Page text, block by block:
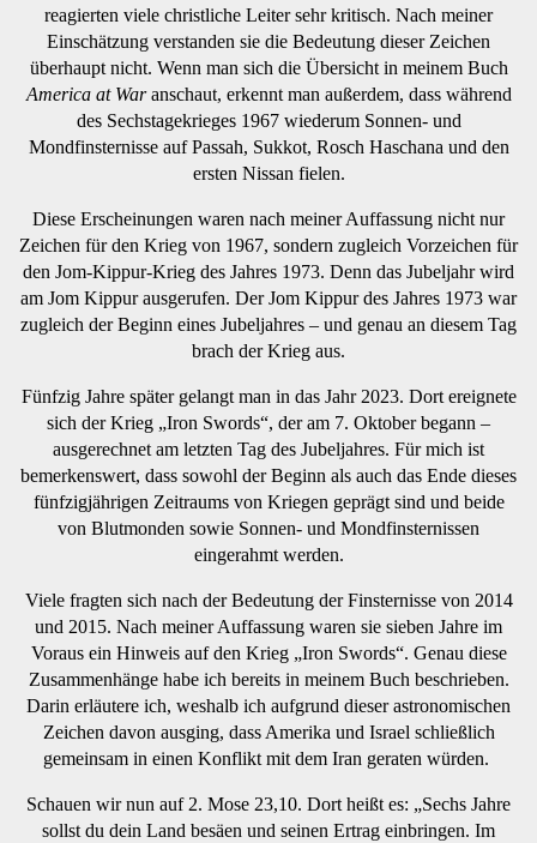
reagierten viele christliche Leiter sehr kritisch. Nach meiner
Einschätzung verstanden sie die Bedeutung dieser Zeichen
überhaupt nicht. Wenn man sich die Übersicht in meinem Buch
America at Waranschaut, erkennt man außerdem, dass während
des Sechstagekrieges 1967 wiederum Sonnen- und
Mondfinsternisse auf Passah, Sukkot, Rosch Haschana und den
ersten Nissan fielen.
Diese Erscheinungen waren nach meiner Auffassung nicht nur
Zeichen für den Krieg von 1967, sondern zugleich Vorzeichen für
den Jom-Kippur-Krieg des Jahres 1973. Denn das Jubeljahr wird
am Jom Kippur ausgerufen. Der Jom Kippur des Jahres 1973 war
zugleich der Beginn eines Jubeljahres – und genau an diesem Tag
brach der Krieg aus.
Fünfzig Jahre später gelangt man in das Jahr 2023. Dort ereignete
sich der Krieg „Iron Swords“, der am 7. Oktober begann –
ausgerechnet am letzten Tag des Jubeljahres. Für mich ist
bemerkenswert, dass sowohl der Beginn als auch das Ende dieses
fünfzigjährigen Zeitraums von Kriegen geprägt sind und beide
von Blutmonden sowie Sonnen- und Mondfinsternissen
eingerahmt werden.
Viele fragten sich nach der Bedeutung der Finsternisse von 2014
und 2015. Nach meiner Auffassung waren sie sieben Jahre im
Voraus ein Hinweis auf den Krieg „Iron Swords“. Genau diese
Zusammenhänge habe ich bereits in meinem Buch beschrieben.
Darin erläutere ich, weshalb ich aufgrund dieser astronomischen
Zeichen davon ausging, dass Amerika und Israel schließlich
gemeinsam in einen Konflikt mit dem Iran geraten würden.
Schauen wir nun auf 2. Mose 23,10. Dort heißt es: „Sechs Jahre
sollst du dein Land besäen und seinen Ertrag einbringen. Im